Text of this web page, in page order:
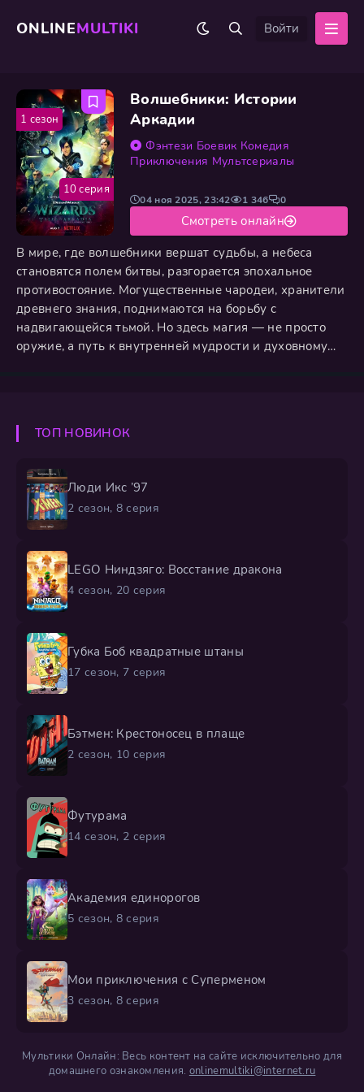
ONLINEMULTIKI Войти
Волшебники: Истории
Аркадии
Фэнтези Боевик Комедия
Приключения Мультсериалы
В мире, где волшебники вершат судьбы, а небеса
становятся полем битвы, разгорается эпохальное
противостояние. Могущественные чародеи, хранители
древнего знания, поднимаются на борьбу с
надвигающейся тьмой. Но здесь магия — не просто
оружие, а путь к внутренней мудрости и духовному
сила рождается в глубинах души. Судьбы
харизматичных мудрецов,
04 ноя 2025, 23:42 1 346 0
Смотреть онлайн
10 серия
1 сезон
ТОП НОВИНОК
Люди Икс ’97
2 сезон, 8 серия
LEGO Ниндзяго: Восстание дракона
4 сезон, 20 серия
Губка Боб квадратные штаны
17 сезон, 7 серия
Бэтмен: Крестоносец в плаще
2 сезон, 10 серия
Футурама
14 сезон, 2 серия
Академия единорогов
5 сезон, 8 серия
Мои приключения с Суперменом
3 сезон, 8 серия
Мультики Онлайн: Весь контент на сайте исключительно для
домашнего ознакомления. onlinemultiki@internet.ru